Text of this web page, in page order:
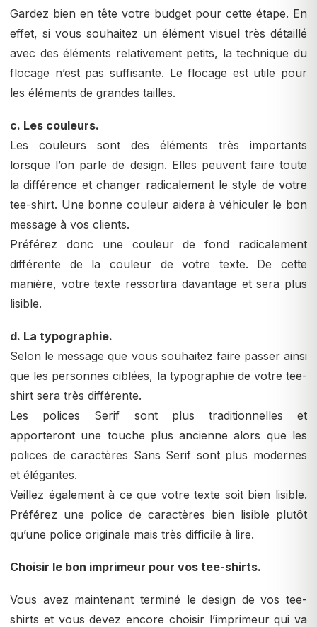
Gardez bien en tête votre budget pour cette étape. En
effet, si vous souhaitez un élément visuel très détaillé
avec des éléments relativement petits, la technique du
flocage n’est pas suffisante. Le flocage est utile pour
les éléments de grandes tailles.
c. Les couleurs.
Les couleurs sont des éléments très importants
lorsque l’on parle de design. Elles peuvent faire toute
la différence et changer radicalement le style de votre
tee-shirt. Une bonne couleur aidera à véhiculer le bon
message à vos clients.
Préférez donc une couleur de fond radicalement
différente de la couleur de votre texte. De cette
manière, votre texte ressortira davantage et sera plus
lisible.
d. La typographie.
Selon le message que vous souhaitez faire passer ainsi
que les personnes ciblées, la typographie de votre tee-
shirt sera très différente.
Les polices Serif sont plus traditionnelles et
apporteront une touche plus ancienne alors que les
polices de caractères Sans Serif sont plus modernes
et élégantes.
Veillez également à ce que votre texte soit bien lisible.
Préférez une police de caractères bien lisible plutôt
qu’une police originale mais très difficile à lire.
Choisir le bon imprimeur pour vos tee-shirts.
Vous avez maintenant terminé le design de vos tee-
shirts et vous devez encore choisir l’imprimeur qui va